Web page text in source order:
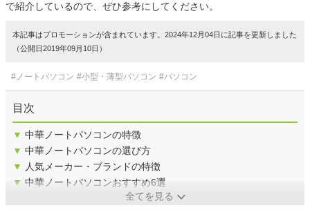
で紹介しているので、ぜひ参考にしてください。
本記事はプロモーションが含まれています。2024年12月04日に記事を更新しました
（公開日2019年09月10日）
#ノートパソコン #小型・薄型パソコン #パソコン
目次
▼ 中華ノートパソコンの特徴
▼ 中華ノートパソコンの選び方
▼
人気メーカー・ブランドの特徴
▼ 中華ノートパソコンおすすめ6選
全てを見る